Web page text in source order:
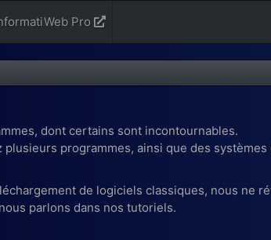
Pro
dont certains sont incontournables.
programmes, ainsi que des
de logiciels classiques, nous ne
parlons dans nos tutoriels.